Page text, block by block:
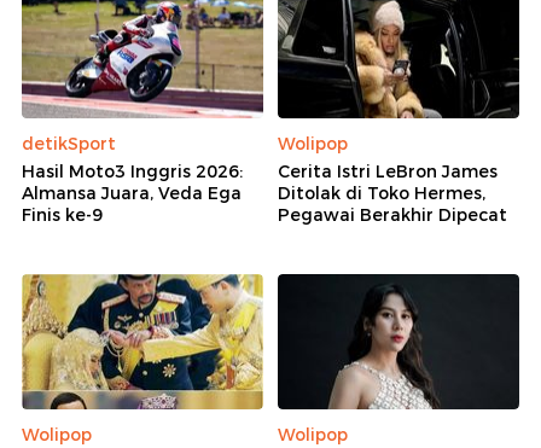
detikSport
Hasil Moto3 Inggris 2026:
Almansa Juara, Veda Ega
Finis ke-9
Wolipop
Cerita Istri LeBron James
Ditolak di Toko Hermes,
Pegawai Berakhir Dipecat
Wolipop
Wolipop